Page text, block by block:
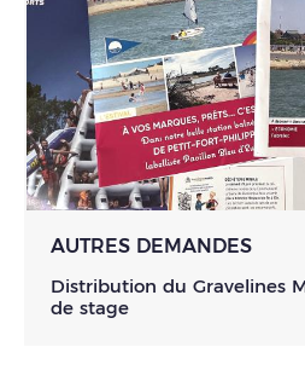
AUTRES DEMANDES
Distribution du Gravelines
de stage